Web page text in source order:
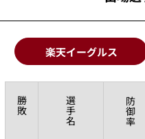
楽天イーグルス
勝
敗
選
手
名
防
御
率